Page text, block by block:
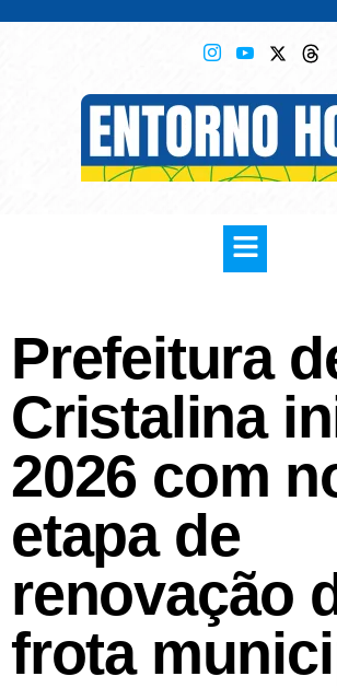
Prefeitura
Cristalina
2026 com
etapa de
renovação
frota